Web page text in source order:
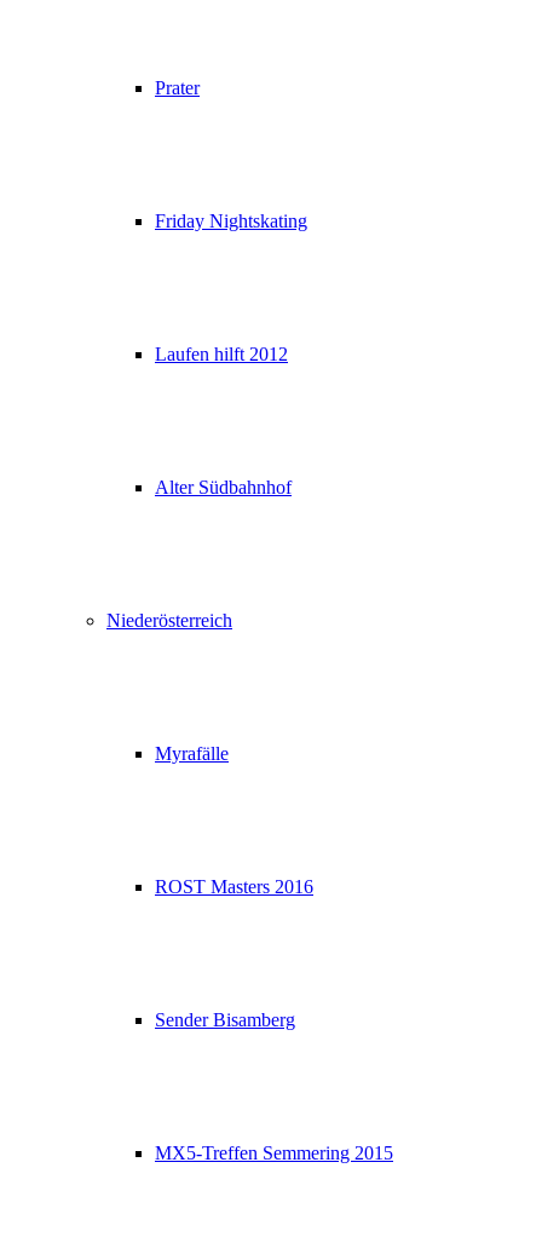
Prater
Friday Nightskating
Laufen hilft 2012
Alter Südbahnhof
Niederösterreich
Myrafälle
ROST Masters 2016
Sender Bisamberg
MX5-Treffen Semmering 2015